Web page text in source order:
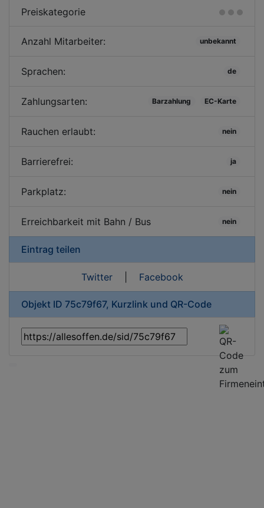
Preiskategorie
Anzahl Mitarbeiter: unbekannt
Sprachen: de
Zahlungsarten: Barzahlung EC-Karte
Rauchen erlaubt: nein
Barrierefrei: ja
Parkplatz: nein
Erreichbarkeit mit Bahn / Bus nein
Eintrag teilen
Twitter| Facebook
Objekt ID 75c79f67, Kurzlink und QR-Code